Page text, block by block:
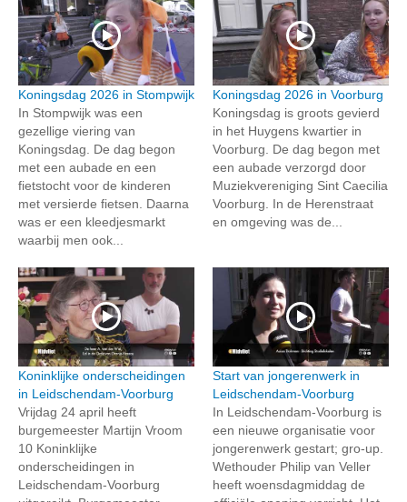
Koningsdag 2026 in Stompwijk
In Stompwijk was een
gezellige viering van
Koningsdag. De dag begon
met een aubade en een
fietstocht voor de kinderen
met versierde fietsen. Daarna
was er een kleedjesmarkt
waarbij men ook...
Koningsdag 2026 in Voorburg
Koningsdag is groots gevierd
in het Huygens kwartier in
Voorburg. De dag begon met
een aubade verzorgd door
Muziekvereniging Sint Caecilia
Voorburg. In de Herenstraat
en omgeving was de...
Koninklijke onderscheidingen
in Leidschendam-Voorburg
Vrijdag 24 april heeft
burgemeester Martijn Vroom
10 Koninklijke
onderscheidingen in
Leidschendam-Voorburg
Start van jongerenwerk in
Leidschendam-Voorburg
In Leidschendam-Voorburg is
een nieuwe organisatie voor
jongerenwerk gestart; gro-up.
Wethouder Philip van Veller
heeft woensdagmiddag de